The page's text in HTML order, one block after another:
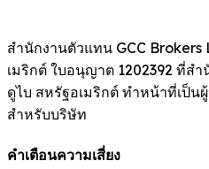
สำนักงานตัวแทน GCC
เมริกต์ ใบอนุญาต 1202392 ที่สำ
ดูไบ สหรัฐอเมริกต์ ทำหน้าที่เป็น
สำหรับบริษัท
คำเตือนความเสี่ยง